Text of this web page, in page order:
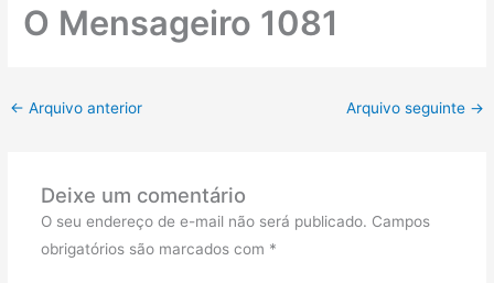
O Mensageiro 1081
← Arquivo anterior Arquivo seguinte →
Deixe um comentário
O seu endereço de e-mail não será publicado. Campos
obrigatórios são marcados com *